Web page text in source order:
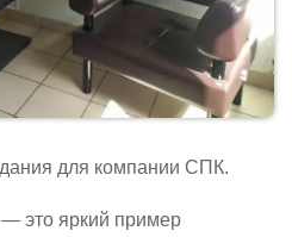
для компании СПК.
это яркий пример